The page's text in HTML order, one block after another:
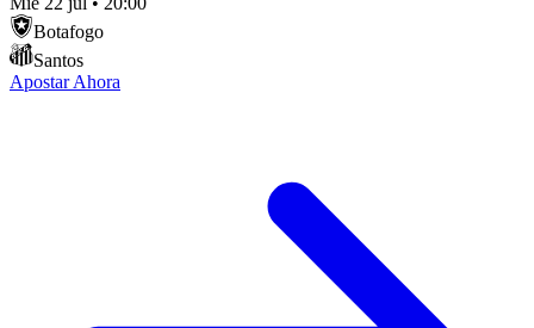
Botafogo
Santos
Apostar Ahora